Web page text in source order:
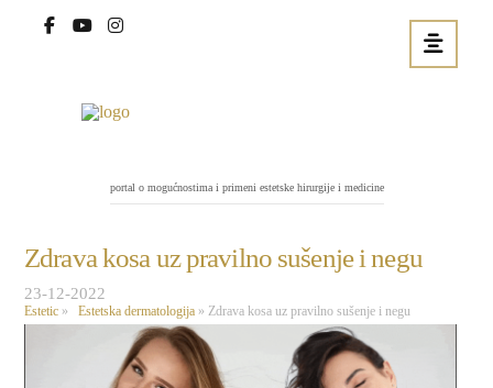
portal o mogućnostima i primeni estetske hirurgije i medicine
Zdrava kosa uz pravilno sušenje i negu
23-12-2022
Estetic » Estetska dermatologija » Zdrava kosa uz pravilno sušenje i negu